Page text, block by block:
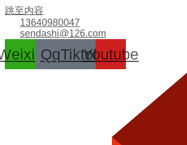
跳至内容
13640980047
sendashi@126.com
QqTiktokYoutube